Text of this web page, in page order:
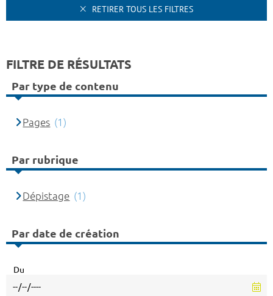
RETIRER TOUS LES FILTRES
FILTRE DE RÉSULTATS
Par type de contenu
Pages (1)
Par rubrique
Dépistage (1)
Par date de création
Du